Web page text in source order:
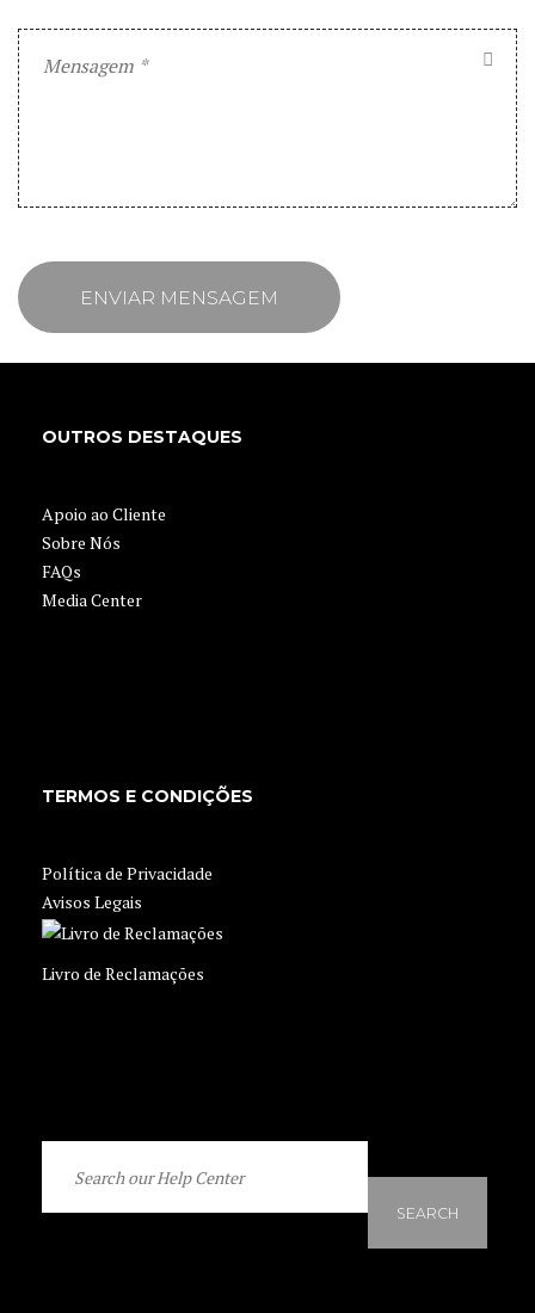
OUTROS DESTAQUES
Apoio ao Cliente
Sobre Nós
FAQs
Media Center
TERMOS E CONDIÇÕES
Política de Privacidade
Avisos Legais
Livro de Reclamações
SEARCH